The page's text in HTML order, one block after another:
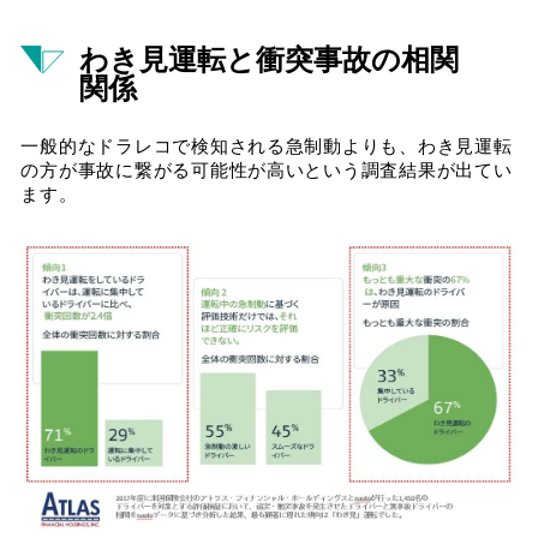
わき見運転と衝突事故の相関
関係
一般的なドラレコで検知される急制動よりも、わき見運転
の方が事故に繋がる可能性が高いという調査結果が出てい
ます。